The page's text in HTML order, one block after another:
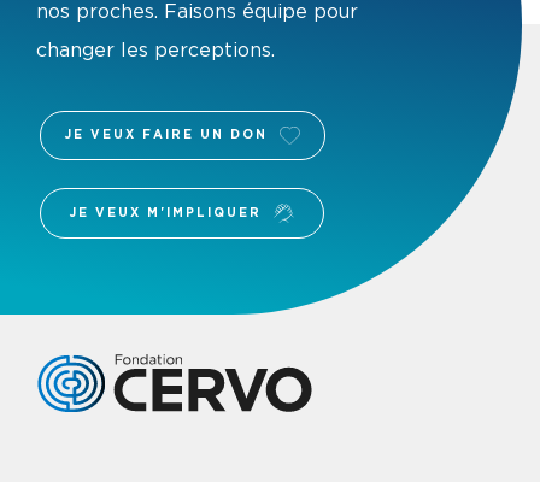
nos proches. Faisons équipe pour
changer les perceptions.
JE VEUX FAIRE UN DON
JE VEUX M'IMPLIQUER
Logo Fondation Cervo